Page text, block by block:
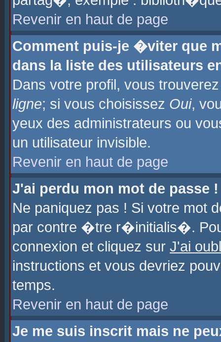
Revenir en haut de page
Comment puis-je �viter que
dans la liste des utilisateurs
Dans votre profil, vous
ligne; si vous choisissez Oui,
yeux des administrateurs ou
un utilisateur invisible.
Revenir en haut de page
J'ai perdu mon mot de passe !
Ne paniquez pas ! Si votre
par contre �tre r�initialis�.
connexion et cliquez sur J'ai
instructions et vous devriez
temps.
Revenir en haut de page
Je me suis inscrit mais ne